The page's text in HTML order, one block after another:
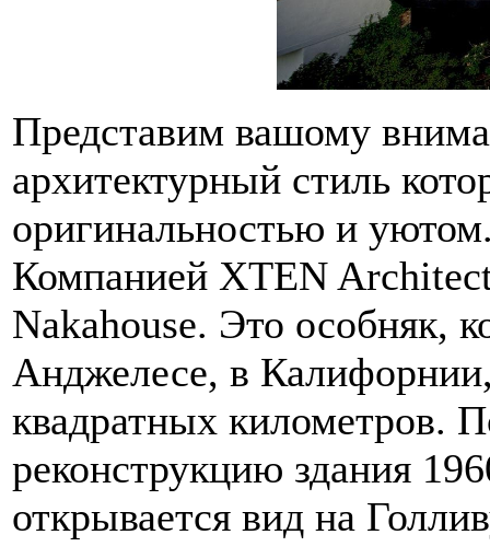
Представим вашому
архитектурный стиль
оригинальностью и
Компанией XTEN
Nakahouse. Это особняк,
Анджелесе, в
квадратных километров.
реконструкцию здания
открывается вид на